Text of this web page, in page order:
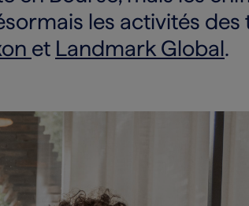
les activités des
et Landmark Global.